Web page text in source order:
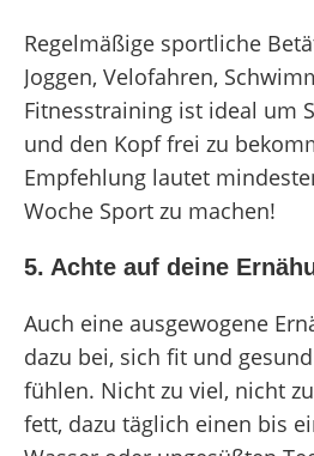
Regelmäßige sportliche
Joggen, Velofahren,
Fitnesstraining ist ideal um
und den Kopf frei zu
Empfehlung lautet
Woche Sport zu machen!
5. Achte auf deine
Auch eine ausgewogene
dazu bei, sich fit und
fühlen. Nicht zu viel, nicht
fett, dazu täglich einen bis